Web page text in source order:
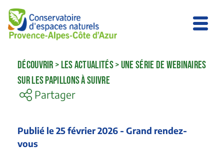
DÉCOUVRIR >LES ACTUALITÉS>UNE SÉRIE DE WEBINAIRES
SUR LES PAPILLONS À SUIVRE
Partager
Publié le 25 février 2026 - Grand rendez-
vous